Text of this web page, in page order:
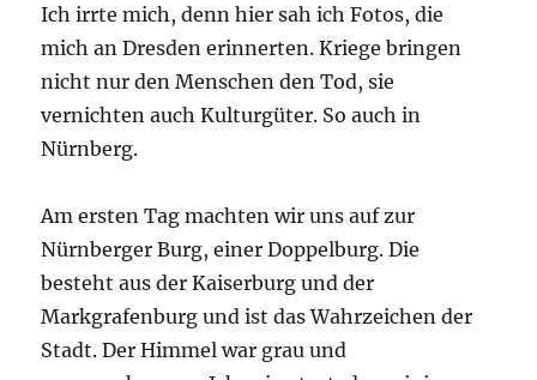
Ich irrte mich, denn hier sah ich Fotos, die
mich an Dresden erinnerten. Kriege bringen
nicht nur den Menschen den Tod, sie
vernichten auch Kulturgüter. So auch in
Nürnberg.
Am ersten Tag machten wir uns auf zur
Nürnberger Burg, einer Doppelburg. Die
besteht aus der Kaiserburg und der
Markgrafenburg und ist das Wahrzeichen der
Stadt. Der Himmel war grau und